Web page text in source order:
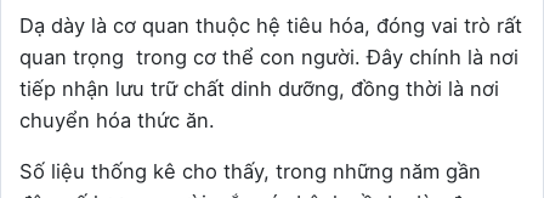
Dạ dày là cơ quan thuộc hệ tiêu hóa, đóng vai trò rất
quan trọng trong cơ thể con người. Đây chính là nơi
tiếp nhận lưu trữ chất dinh dưỡng, đồng thời là nơi
chuyển hóa thức ăn.
Số liệu thống kê cho thấy, trong những năm gần